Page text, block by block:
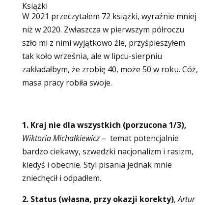
Książki
W 2021 przeczytałem 72 książki, wyraźnie mniej
niż w 2020. Zwłaszcza w pierwszym półroczu
szło mi z nimi wyjątkowo źle, przyśpieszyłem
tak koło września, ale w lipcu-sierpniu
zakładałbym, że zrobię 40, może 50 w roku. Cóż,
masa pracy robiła swoje.
1. Kraj nie dla wszystkich (porzucona 1/3),
Wiktoria Michałkiewicz– temat potencjalnie
bardzo ciekawy, szwedzki nacjonalizm i rasizm,
kiedyś i obecnie. Styl pisania jednak mnie
zniechęcił i odpadłem.
2. Status (własna, przy okazji korekty),Artur